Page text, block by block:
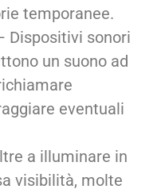
temporanee.
Dispositivi sonori
un suono ad
eventuali
a illuminare in
visibilità, molte